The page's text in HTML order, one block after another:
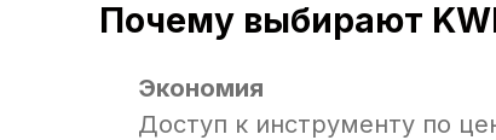
Почему выбирают
Экономия
Доступ к инструменту по